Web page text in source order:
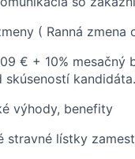
( Ranná
€ + 10% mesačný
výhody, benefity
stravné lístky